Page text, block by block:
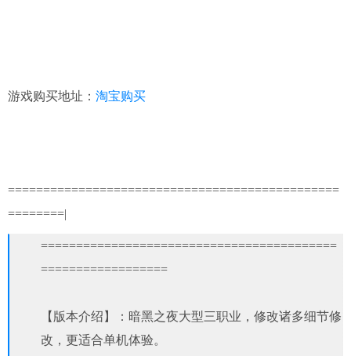
游戏购买地址： 淘宝购买
===============================================
========|
==========================================
==================
【版本介绍】：暗黑之夜大型三职业，修改诸多细节修
改，更适合单机体验。